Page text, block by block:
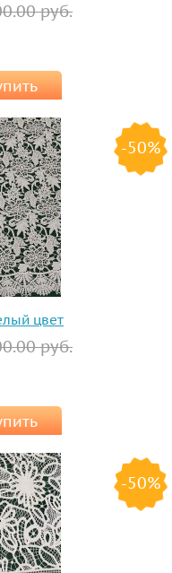
руб.
-50%
цвет
руб.
-50%